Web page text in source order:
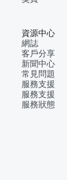
資源中心
網誌
客戶分享
新聞中心
常見問題
服務支援
服務支援
服務狀態